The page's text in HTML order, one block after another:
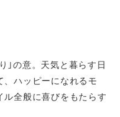
｣の意。天気と暮らす日
ハッピーになれるモ
ル全般に喜びをもたらす